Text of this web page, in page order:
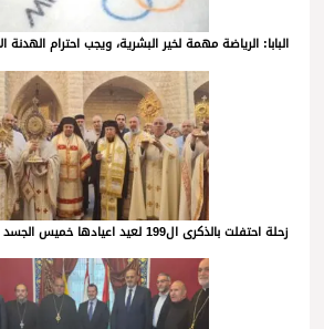
البابا: الرياضة مهمة لخير البشرية، ويجب احترام الهدنة
زحلة احتفلت بالذكرى ال199 لعيد اعيادها خميس الجسد الإلهي